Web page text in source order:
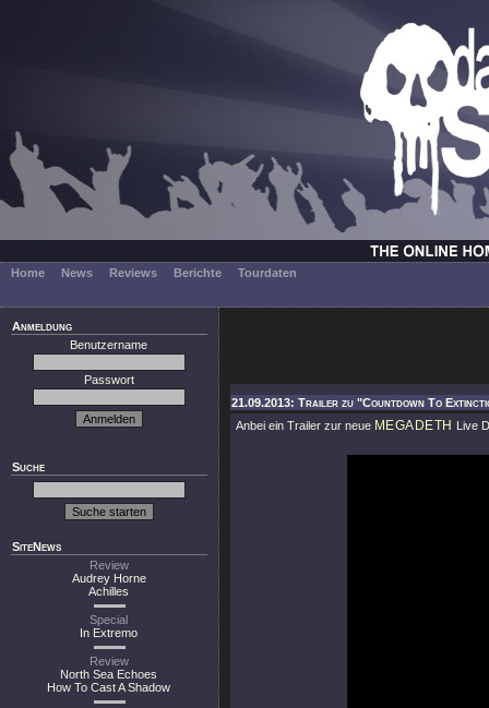
Home News Reviews Berichte Tourdaten
Anmeldung
Benutzername
Passwort
Suche
SiteNews
Review
Audrey Horne
Achilles
Special
In Extremo
Review
North Sea Echoes
How To Cast A Shadow
21.09.2013: Trailer zu "Countdown To
Anbei ein Trailer zur neue MEGADETH Live